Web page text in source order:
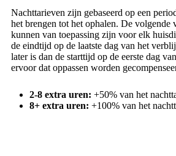
Nachttarieven zijn gebaseerd op een
het brengen tot het ophalen. De volgende
kunnen van toepassing zijn voor elk
de eindtijd op de laatste dag van het
later is dan de starttijd op de eerste dag
ervoor dat oppassen worden
2-8 extra uren: +50% van het
8+ extra uren: +100% van het